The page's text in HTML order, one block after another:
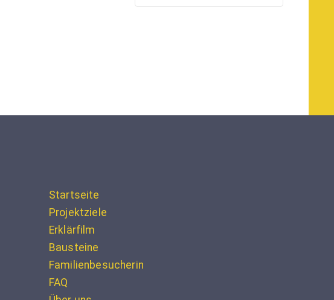
Startseite
Projektziele
Erklärfilm
Bausteine
Familienbesucherin
FAQ